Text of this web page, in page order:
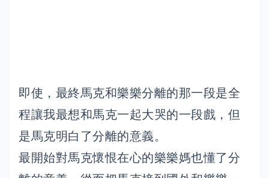
即使，最終馬克和樂樂分離的那一段是全
程讓我最想和馬克一起大哭的一段戲，但
是馬克明白了分離的意義。
最開始對馬克懷恨在心的樂樂媽也懂了分